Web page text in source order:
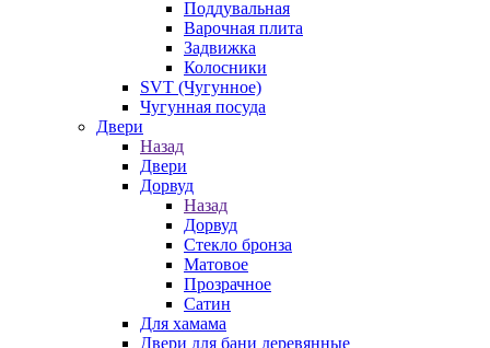
Поддувальная
Варочная плита
Задвижка
Колосники
SVT (Чугунное)
Чугунная посуда
Двери
Назад
Двери
Дорвуд
Назад
Дорвуд
Стекло бронза
Матовое
Прозрачное
Сатин
Для хамама
Двери для бани деревянные